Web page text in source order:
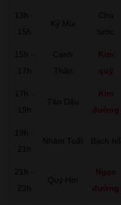
13h -
15h
Kỷ Mùi
Chu
tước
15h -
17h
Canh
Thân
Kim
quỹ
17h -
19h
Tân Dậu
Kim
đường
19h -
21h
Nhâm Tuất Bạch hổ
21h -
23h
Quý Hợi
Ngọc
đường